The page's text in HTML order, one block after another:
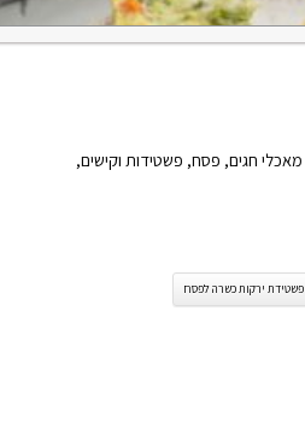
מאכלי חגים, פסח, פשטידות וקישים,
פשטידת ירקות כשרה לפסח